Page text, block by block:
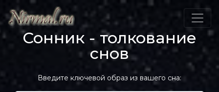
Сонник - толкование
снов
Введите ключевой образ из вашего сна: